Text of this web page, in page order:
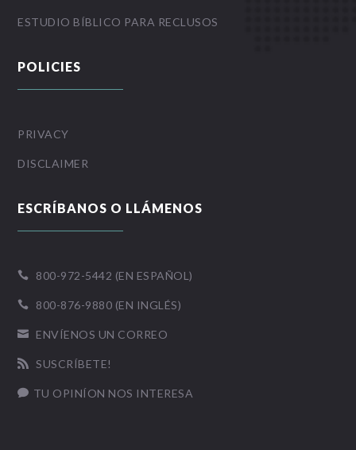
ESTUDIO BÍBLICO PARA RECLUSOS
POLICIES
PRIVACY
DISCLAIMER
ESCRÍBANOS O LLÁMENOS
 800-972-5442 (EN ESPAÑOL)
 800-876-9880 (EN INGLÉS)
 ENVÍENOS UN CORREO
 SUSCRÍBETE!
 TU OPINÍON NOS INTERESA